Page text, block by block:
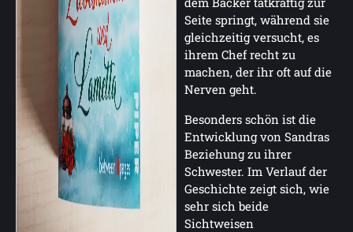
Seite springt, während sie
gleichzeitig versucht, es
ihrem Chef recht zu
machen, der ihr oft auf die
Nerven geht.
Besonders schön ist die
Entwicklung von Sandras
Beziehung zu ihrer
Schwester. Im Verlauf der
Geschichte zeigt sich, wie
sehr sich beide
Sichtweisen